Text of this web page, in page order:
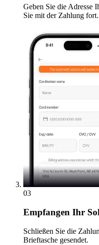
Geben Sie die Adresse
Sie mit der Zahlung fort.
03
Empfangen Ihr
Schließen Sie die
Brieftasche gesendet.